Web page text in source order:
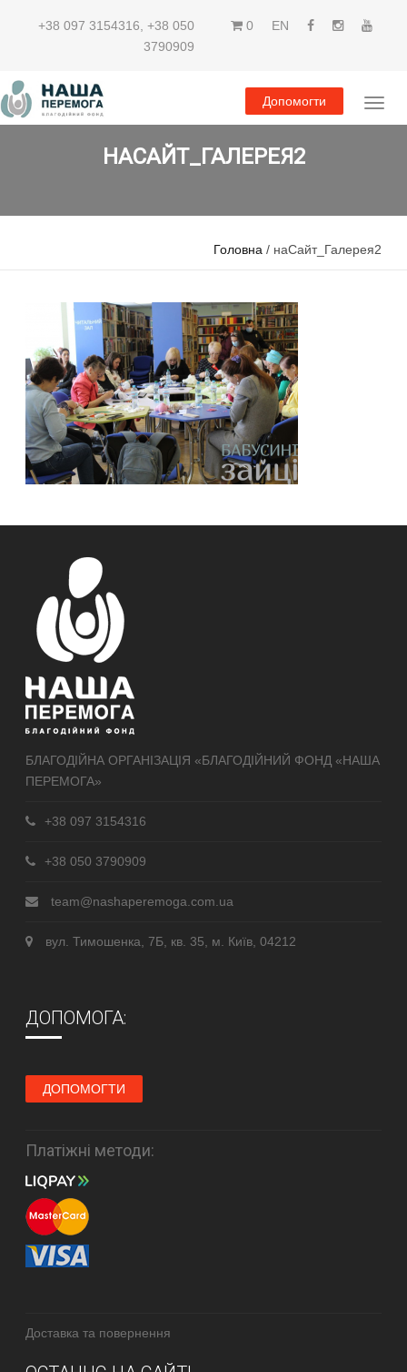
+38 097 3154316 +38 050
3790909
0 EN
Допомогти
НАСАЙТ_ГАЛЕРЕЯ2
Головна / наСайт_Галерея2
БЛАГОДІЙНА ОРГАНІЗАЦІЯ «БЛАГОДІЙНИЙ ФОНД «НАША
ПЕРЕМОГА»
+38 097 3154316
+38 050 3790909
team@nashaperemoga.com.ua
вул. Тимошенка, 7Б, кв. 35, м. Київ, 04212
ДОПОМОГА:
ДОПОМОГТИ
Платіжні методи:
Доставка та повернення